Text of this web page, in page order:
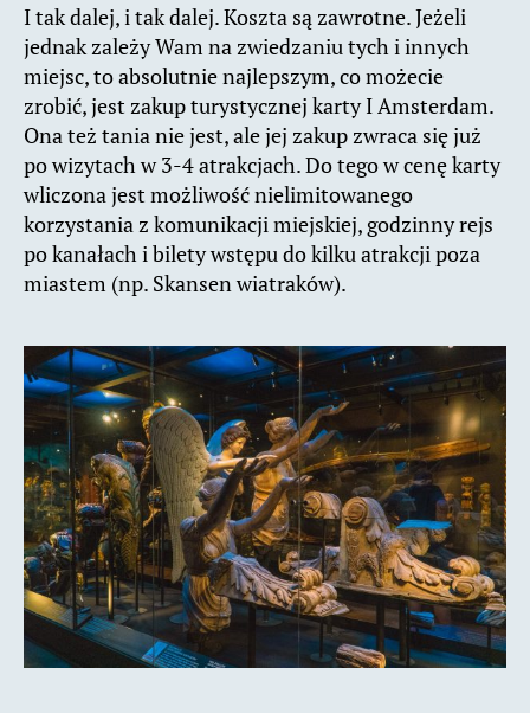
I tak dalej, i tak dalej. Koszta są zawrotne. Jeżeli
jednak zależy Wam na zwiedzaniu tych i innych
miejsc, to absolutnie najlepszym, co możecie
zrobić, jest zakup turystycznej karty I Amsterdam.
Ona też tania nie jest, ale jej zakup zwraca się już
po wizytach w 3-4 atrakcjach. Do tego w cenę karty
wliczona jest możliwość nielimitowanego
korzystania z komunikacji miejskiej, godzinny rejs
po kanałach i bilety wstępu do kilku atrakcji poza
miastem (np. Skansen wiatraków).